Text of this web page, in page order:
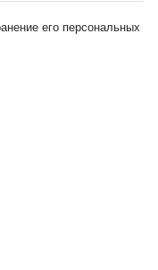
его персональных